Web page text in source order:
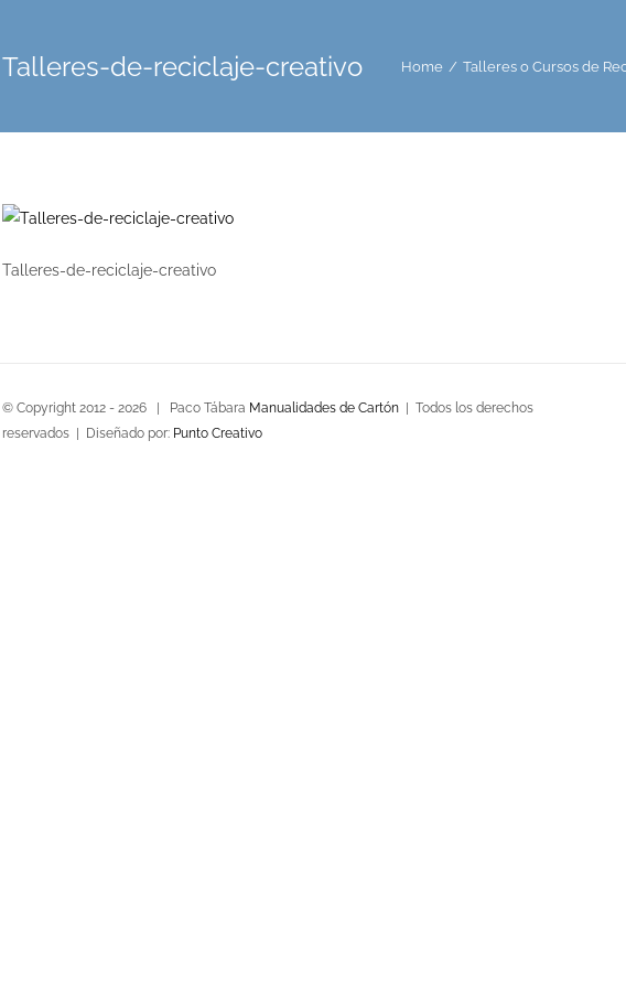
Talleres-de-reciclaje-creativo Home / Talleres o Cursos de
Talleres-de-reciclaje-creativo
© Copyright 2012 - 2026 | Paco Tábara Manualidades de Cartón | Todos los derechos
reservados | Diseñado por: Punto Creativo